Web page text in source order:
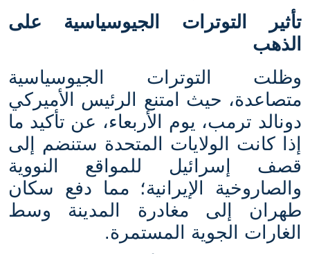
تأثير التوترات الجيوسياسية على
الذهب
وظلت التوترات الجيوسياسية
متصاعدة، حيث امتنع الرئيس الأميركي
دونالد ترمب، يوم الأربعاء، عن تأكيد ما
إذا كانت الولايات المتحدة ستنضم إلى
قصف إسرائيل للمواقع النووية
والصاروخية الإيرانية؛ مما دفع سكان
طهران إلى مغادرة المدينة وسط
الغارات الجوية المستمرة.